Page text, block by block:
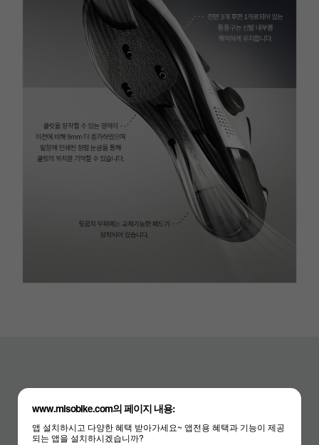
www.misobike.com의 페이지 내용:
앱 설치하시고 다양한 혜택 받아가세요~ 앱전용 혜택과 기능이 제공
되는 앱을 설치하시겠습니까?